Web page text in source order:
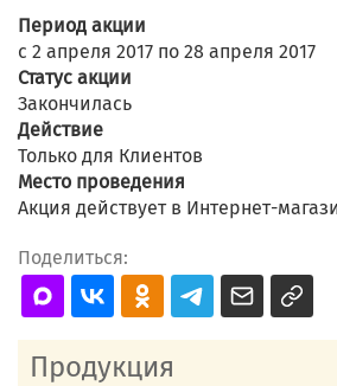
Период акции
с 2 апреля 2017 по 28 апреля 2017
Статус акции
Закончилась
Действие
Только для Клиентов
Место проведения
Акция действует в Интернет-
Поделиться:
Продукция